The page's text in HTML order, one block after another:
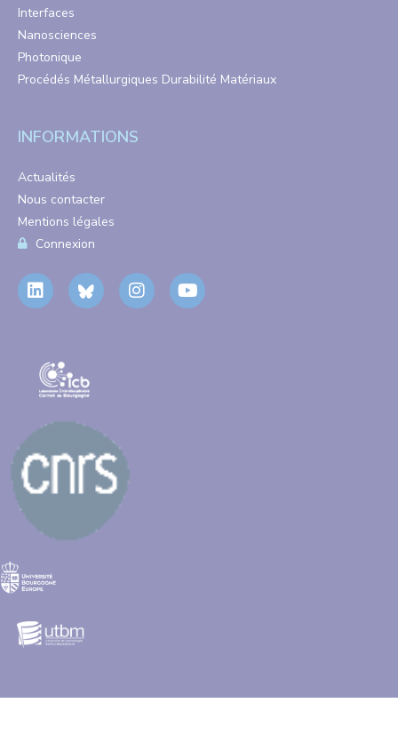
Interfaces
Nanosciences
Photonique
Procédés Métallurgiques Durabilité Matériaux
INFORMATIONS
Actualités
Nous contacter
Mentions légales
Connexion